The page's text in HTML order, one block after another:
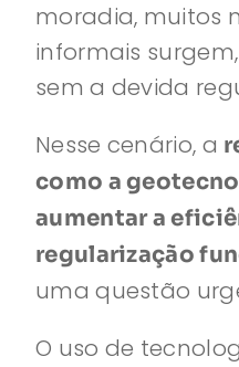
moradia, muitos
informais
sem a devida
Nesse cenário, a
como a
aumentar a
regularização
uma questão
O uso de